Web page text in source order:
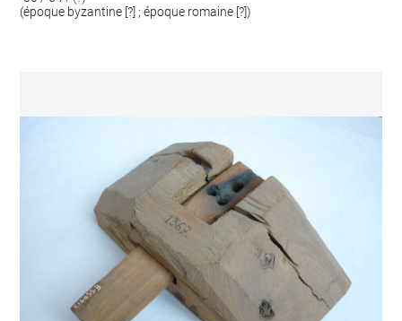
(époque byzantine [?] ; époque romaine [?])